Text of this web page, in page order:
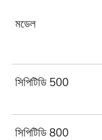
মডেল
সিপিটিডি 500
সিপিটিডি 800